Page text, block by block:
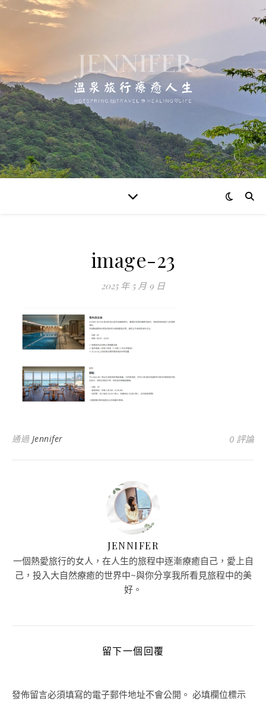
image-23
2025 年 5 月 9 日
通過 Jennifer 0 評論
JENNIFER
一個熱愛旅行的女人，在人生的旅程中逐漸療癒自己，愛上自
己，投入大自然療癒的世界中~與你分享我所看見旅程中的美
好。
留下一個回覆
發佈留言必須填寫的電子郵件地址不會公開。 必填欄位標示